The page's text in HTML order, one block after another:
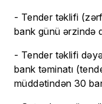
- Tender təklifi
bank günü ərzində
- Tender təklifi
bank təminatı
müddətindən 30